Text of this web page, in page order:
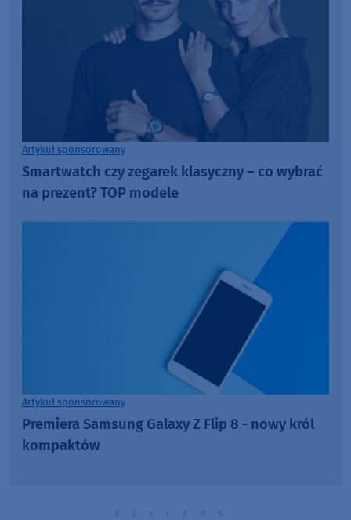
Artykuł sponsorowany
Smartwatch czy zegarek klasyczny – co wybrać
na prezent? TOP modele
Artykuł sponsorowany
Premiera Samsung Galaxy Z Flip 8 - nowy król
kompaktów